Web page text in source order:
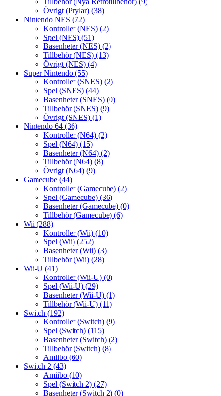
Tillbehör (Nya Retrotillbehör) (9)
Övrigt (Prylar) (38)
Nintendo NES (72)
Kontroller (NES) (2)
Spel (NES) (51)
Basenheter (NES) (2)
Tillbehör (NES) (13)
Övrigt (NES) (4)
Super Nintendo (55)
Kontroller (SNES) (2)
Spel (SNES) (44)
Basenheter (SNES) (0)
Tillbehör (SNES) (9)
Övrigt (SNES) (1)
Nintendo 64 (36)
Kontroller (N64) (2)
Spel (N64) (15)
Basenheter (N64) (2)
Tillbehör (N64) (8)
Övrigt (N64) (9)
Gamecube (44)
Kontroller (Gamecube) (2)
Spel (Gamecube) (36)
Basenheter (Gamecube) (0)
Tillbehör (Gamecube) (6)
Wii (288)
Kontroller (Wii) (10)
Spel (Wii) (252)
Basenheter (Wii) (3)
Tillbehör (Wii) (28)
Wii-U (41)
Kontroller (Wii-U) (0)
Spel (Wii-U) (29)
Basenheter (Wii-U) (1)
Tillbehör (Wii-U) (11)
Switch (192)
Kontroller (Switch) (9)
Spel (Switch) (115)
Basenheter (Switch) (2)
Tillbehör (Switch) (8)
Amiibo (60)
Switch 2 (43)
Amiibo (10)
Spel (Switch 2) (27)
Basenheter (Switch 2) (0)